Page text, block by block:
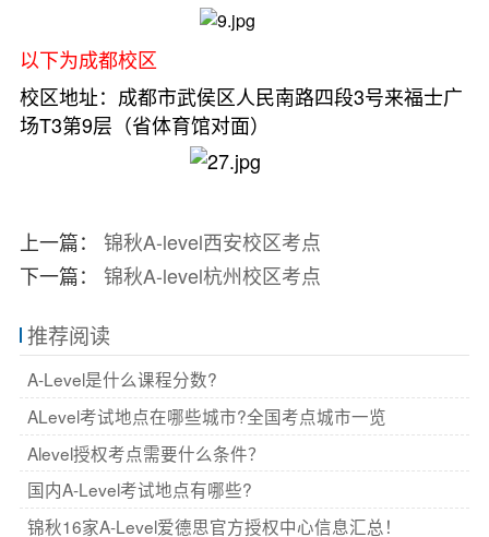
以下为成都校区
校区地址：成都市武侯区人民南路四段3号来福士广
场T3第9层（省体育馆对面）
上一篇： 锦秋A-level西安校区考点
下一篇： 锦秋A-level杭州校区考点
推荐阅读
A-Level是什么课程分数?
ALevel考试地点在哪些城市?全国考点城市一览
Alevel授权考点需要什么条件？
国内A-Level考试地点有哪些?
锦秋16家A-Level爱德思官方授权中心信息汇总！